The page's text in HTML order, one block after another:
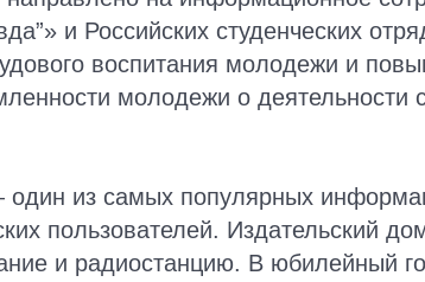
и Российских студенческих
воспитания молодежи и
молодежи о деятельности
из самых популярных
пользователей. Издательский
и радиостанцию. В юбилейный